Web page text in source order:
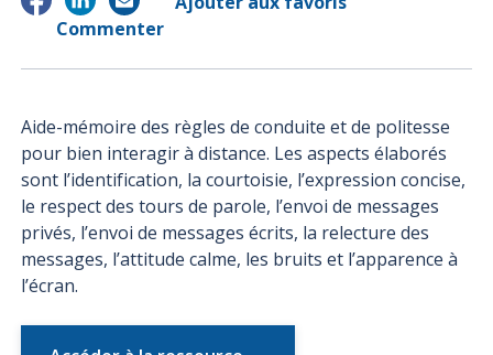
Commenter
Aide-mémoire des règles de conduite et de politesse
pour bien interagir à distance. Les aspects élaborés
sont l’identification, la courtoisie, l’expression concise,
le respect des tours de parole, l’envoi de messages
privés, l’envoi de messages écrits, la relecture des
messages, l’attitude calme, les bruits et l’apparence à
l’écran.